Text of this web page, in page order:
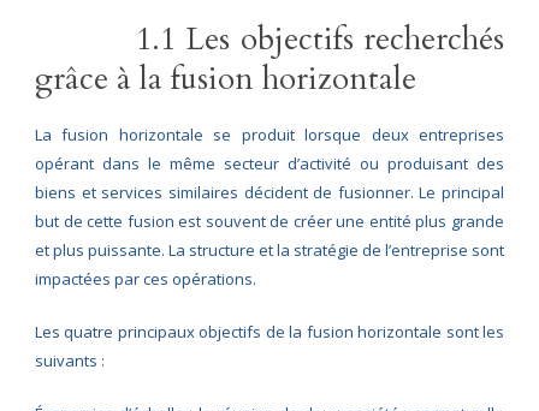
1.1 Les objectifs recherchés
grâce à la fusion horizontale
La fusion horizontale se produit lorsque deux entreprises
opérant dans le même secteur d’activité ou produisant des
biens et services similaires décident de fusionner. Le principal
but de cette fusion est souvent de créer une entité plus grande
et plus puissante. La structure et la stratégie de l’entreprise sont
impactées par ces opérations.
Les quatre principaux objectifs de la fusion horizontale sont les
suivants :